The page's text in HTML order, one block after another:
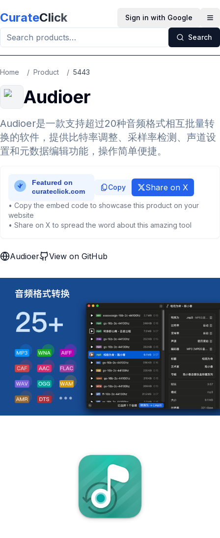
CurateClick Sign in with Google
Search
Home / Product / 5443
Audioer
Audioer是一款支持超过20种音频格式相互批量转
换的软件，提供比特率调整、采样率检测、声道设
置和元数据编辑功能，操作简单便捷。
Copy Share on X
• Copy the embed code to showcase this product on your
website
• Share on X to spread the word about this amazing tool
Audioer View on GitHub